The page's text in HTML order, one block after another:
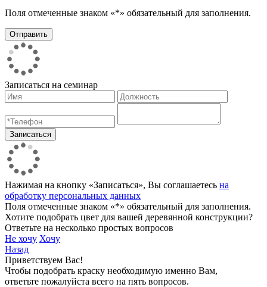
Поля отмеченные знаком «*» обязательный для заполнения.
Записаться на семинар
Нажимая на кнопку «Записаться», Вы соглашаетесь на
обработку персональных данных
Поля отмеченные знаком «*» обязательный для заполнения.
Хотите подобрать цвет для вашей деревянной конструкции?
Ответьте на несколько простых вопросов
Не хочу Хочу
Назад
Приветствуем Вас!
Чтобы подобрать краску необходимую именно Вам,
ответьте пожалуйста всего на пять вопросов.